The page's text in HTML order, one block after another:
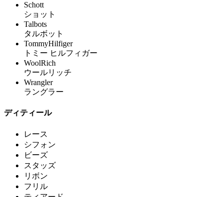
Schott
ショット
Talbots
タルボット
TommyHilfiger
トミー ヒルフィガー
WoolRich
ウールリッチ
Wrangler
ラングラー
ディティール
レース
シフォン
ビーズ
スタッズ
リボン
フリル